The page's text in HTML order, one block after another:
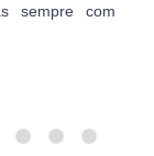
sempre com